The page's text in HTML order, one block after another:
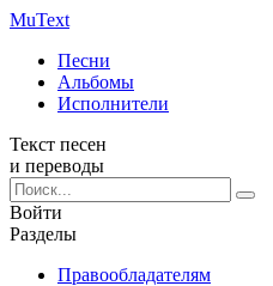
MuText
Песни
Альбомы
Исполнители
Текст песен
и переводы
Войти
Разделы
Правообладателям